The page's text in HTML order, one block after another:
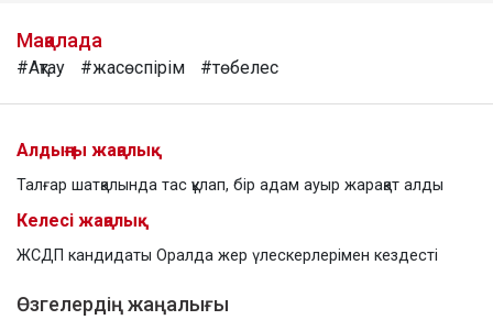
Мақалада
#Ақтау #жасөспірім #төбелес
Алдыңғы жаңалық
Талғар шатқалында тас құлап, бір адам ауыр жарақат алды
Келесі жаңалық
ЖСДП кандидаты Оралда жер үлескерлерімен кездесті